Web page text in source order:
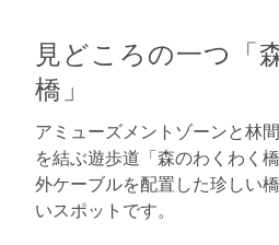
見どころの一つ「
橋」
アミューズメントゾーンと林
を結ぶ遊歩道「森のわくわく
外ケーブルを配置した珍しい
いスポットです。